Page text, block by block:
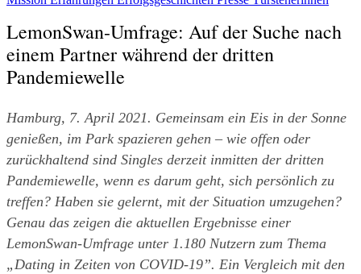
LemonSwan-Umfrage: Auf der Suche nach
einem Partner während der dritten
Pandemiewelle
Hamburg, 7. April 2021. Gemeinsam ein Eis in der Sonne
genießen, im Park spazieren gehen – wie offen oder
zurückhaltend sind Singles derzeit inmitten der dritten
Pandemiewelle, wenn es darum geht, sich persönlich zu
treffen? Haben sie gelernt, mit der Situation umzugehen?
Genau das zeigen die aktuellen Ergebnisse einer
LemonSwan-Umfrage unter 1.180 Nutzern zum Thema
„Dating in Zeiten von COVID-19”. Ein Vergleich mit den